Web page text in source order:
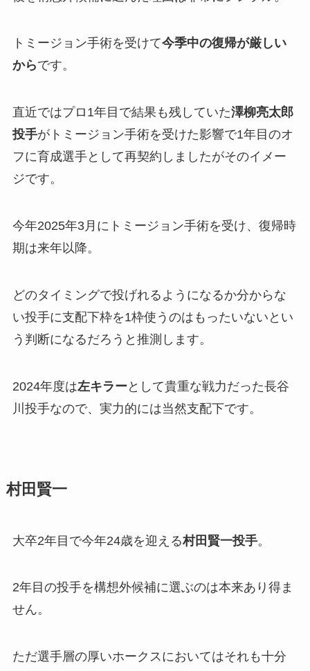
トミージョン手術を受けて今季中の復帰が厳しい
からです。
直近ではプロ1年目で結果も残していた澤柳亮太郎
投手がトミージョン手術を受けた影響で1年目のオ
フに育成選手として再契約しましたがそのイメー
ジです。
今年2025年3月にトミージョン手術を受け、復帰時
期は来年以降。
どのタイミングで投げれるようになるか分からな
い投手に支配下枠を1枠使うのはもったいないとい
う判断になるだろうと推測します。
2024年度は左キラー として貴重な戦力だった長谷
川投手なので、実力的には当然支配下です。
村田賢一
大卒2年目で今年24歳を迎える村田賢一投手。
2年目の投手を構想外候補に選ぶのは本来あり得ま
せん。
ただ選手層の厚いホークスにおいてはそれも十分